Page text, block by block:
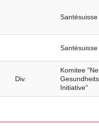
Santésuisse
Santésuisse
Div.
Komitee
Initiative"